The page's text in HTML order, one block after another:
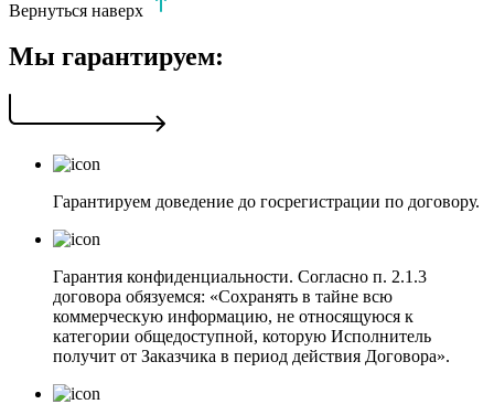
Вернуться наверх
Мы гарантируем:
Гарантируем доведение до госрегистрации по договору.
Гарантия конфиденциальности. Согласно п. 2.1.3
договора обязуемся: «Сохранять в тайне всю
коммерческую информацию, не относящуюся к
категории общедоступной, которую Исполнитель
получит от Заказчика в период действия Договора».